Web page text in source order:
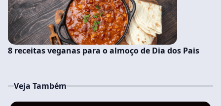
8 receitas veganas para o almoço de Dia dos Pais
Veja Também